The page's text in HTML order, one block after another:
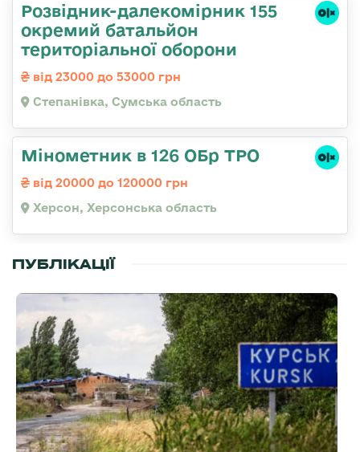
Розвідник-далекомірник 155
окремий батальйон
територіальної оборони
від 23000 до 53000 грн
Степанівка, Сумська область
Мінометник в 126 ОБр ТРО
від 20000 до 120000 грн
Херсон, Херсонська область
ПУБЛІКАЦІЇ